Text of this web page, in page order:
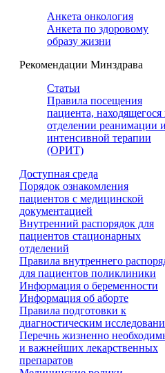
Анкета онкология
Анкета по здоровому
образу жизни
Рекомендации Минздрава
Статьи
Правила посещения
пациента, находящегося
отделении реанимации и
интенсивной терапии
(ОРИТ)
Доступная среда
Порядок ознакомления
пациентов с медицинской
документацией
Внутренний распорядок для
пациентов стационарных
отделений
Правила внутреннего
для пациентов поликлиники
Информация о беременности
Информация об аборте
Правила подготовки к
диагностическим
Перечнь жизненно
и важнейших лекарственных
препаратов